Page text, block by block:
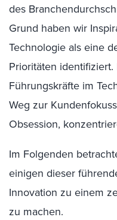
des
Grund haben wir
Technologie als eine
Prioritäten
Führungskräfte im
Weg zur
Obsession,
Im Folgenden
einigen dieser
Innovation zu einem
zu machen.